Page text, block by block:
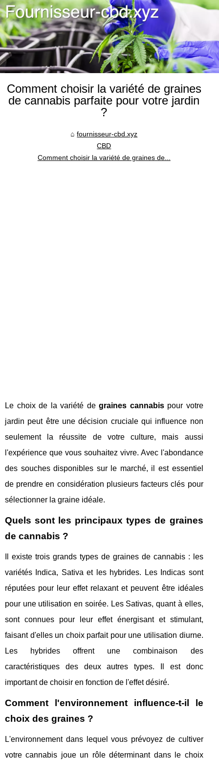
Comment choisir la variété de graines
de cannabis parfaite pour votre jardin
?
fournisseur-cbd.xyz
CBD
Comment choisir la variété de graines de...
Le choix de la variété degraines cannabispour votre
jardin peut être une décision cruciale qui influence non
seulement la réussite de votre culture, mais aussi
l'expérience que vous souhaitez vivre. Avec l'abondance
des souches disponibles sur le marché, il est essentiel
de prendre en considération plusieurs facteurs clés pour
sélectionner la graine idéale.
Quels sont les principaux types de graines
de cannabis ?
Il existe trois grands types de graines de cannabis : les
variétés Indica, Sativa et les hybrides. Les Indicas sont
réputées pour leur effet relaxant et peuvent être idéales
pour une utilisation en soirée. Les Sativas, quant à elles,
sont connues pour leur effet énergisant et stimulant,
faisant d'elles un choix parfait pour une utilisation diurne.
Les hybrides offrent une combinaison des
caractéristiques des deux autres types. Il est donc
important de choisir en fonction de l'effet désiré.
Comment l'environnement influence-t-il le
choix des graines ?
L'environnement dans lequel vous prévoyez de cultiver
votre cannabis joue un rôle déterminant dans le choix